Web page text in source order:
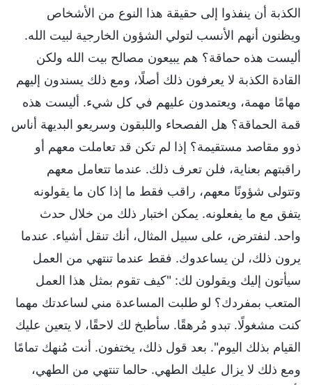
الكذبة أن ينفذوا إلى حقيقة هذا النوع من الأشخاص
ويظنون أنهم الأنسب لتولي الشؤون الخارجية لبيت الله.
أليست هذه حماقة؟ هم يبيعون مصالح بيت الله ولكن
القادة الكذبة لا يعرفون ذلك أصلًا، ومع ذلك يسندون إليهم
مهامًا مهمة، ويعتمدون عليهم في كل شيء. أليست هذه
قمة الحماقة؟ هل الفصحاء واللبقون وسريعو البديهة أناس
ذوو مقاصد مستقيمة؟ إذا لم تكن قد تعاملت معهم أو
راقبتهم بعناية، فلن تعرف ذلك. عندما تتعامل معهم
وتتولى شؤونًا معهم، راقب فقط ما إذا كان ما يقولونه
يتفق مع ما يفعلونه. يمكن اختبار ذلك من خلال حدث
واحد. لنفترض، على سبيل المثال، أنك تنقل أشياء. عندما
يرون ذلك، لن يساعدوك. فقط عندما تنتهي من العمل
سيأتون إليك ويقولون لك: "كيف تقوم بمثل هذا العمل
المتعب بمفردك؟ لو طلبت المساعدة مني لساعدتك مهما
كنت مشغولًا. تبدو مُرهقًا. سأطبخ لك لاحقًا، لا يتعين عليك
القيام بذلك اليوم". بعد قول ذلك، يختفون. أنت مُنهك تمامًا
ومع ذلك لا يزال عليك الطهي. حالما تنتهي من الطهي،